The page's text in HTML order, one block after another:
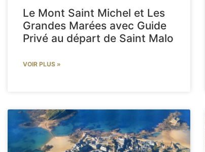
Le Mont Saint Michel et Les
Grandes Marées avec Guide
Privé au départ de Saint Malo
VOIR PLUS »